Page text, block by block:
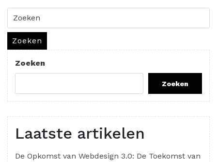
Zoeken
Zoeken
Zoeken
Zoeken
Laatste artikelen
De Opkomst van Webdesign 3.0: De Toekomst van